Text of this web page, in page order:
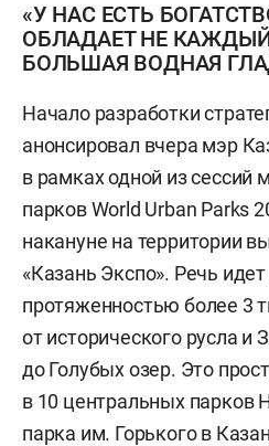
«У НАС ЕСТЬ
ОБЛАДАЕТ НЕ
БОЛЬШАЯ ВОДНАЯ
Начало разработки
анонсировал вчера мэр
в рамках одной из сессий
парков World Urban Parks
накануне на территории
«Казань Экспо». Речь
протяженностью более 3
от исторического русла и
до Голубых озер. Это
в 10 центральных парков
парка им. Горького в